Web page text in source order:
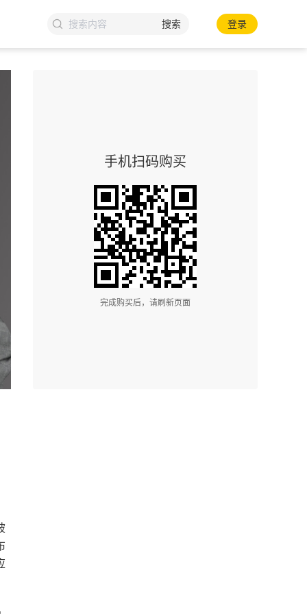
搜索 登录
手机扫码购买
完成购买后，请刷新页面